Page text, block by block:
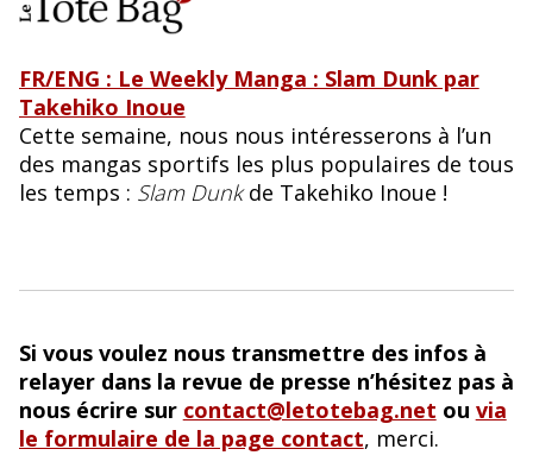
FR/ENG : Le Weekly Manga : Slam Dunk par
Takehiko Inoue
Cette semaine, nous nous intéresserons à l’un
des mangas sportifs les plus populaires de tous
les temps : Slam Dunkde Takehiko Inoue !
Si vous voulez nous transmettre des infos à
relayer dans la revue de presse n’hésitez pas à
nous écrire sur contact@letotebag.net ou via
le formulaire de la page contact, merci.